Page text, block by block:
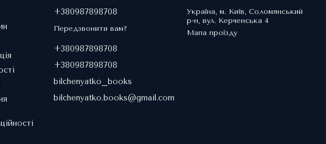
+380987898708
Передзвонити вам?
+380987898708
+380987898708
bilchenyatko_books
bilchenyatko.books@gmail.com
Україна, м. Київ, Соломянський
р-н, вул. Керченська 4
Мапа проїзду